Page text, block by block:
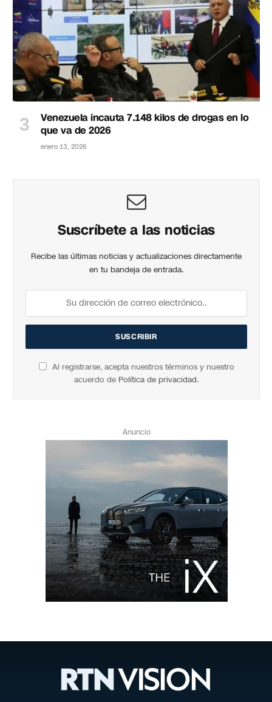
Venezuela incauta 7.148 kilos de drogas en lo
que va de 2026
enero 13, 2026
Suscríbete a las noticias
Recibe las últimas noticias y actualizaciones directamente
en tu bandeja de entrada.
Al registrarse, acepta nuestros términos y nuestro
acuerdo de Política de privacidad.
Anuncio